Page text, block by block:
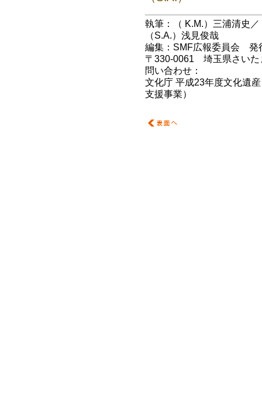
執筆：（ K.M.）三浦清史
（S.A.）浅見俊哉
編集：SMF広報委員会 発
〒330-0061 埼玉県さい
問い合わせ：
文化庁 平成23年度文化遺
支援事業）